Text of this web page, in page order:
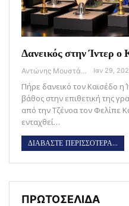
Δανεικός στην Ίντερ ο
Αντώνης Μουστάκας Ιαν 29,
Πήρε δανεικό τον Καϊσέδο η
βάθος στην επιθετική της
από την Τζένοα τον Φελίπε
ενταχθεί…
ΔΙΑΒΑΣΤΕ ΠΕΡΙΣΣΟΤΕΡΑ...
ΠΡΩΤΟΣΕΛΙΔΑ